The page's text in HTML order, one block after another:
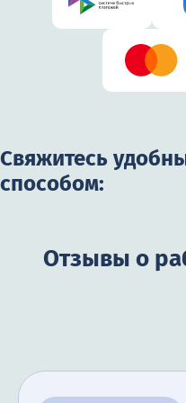
Свяжитесь
способом:
Отзывы о